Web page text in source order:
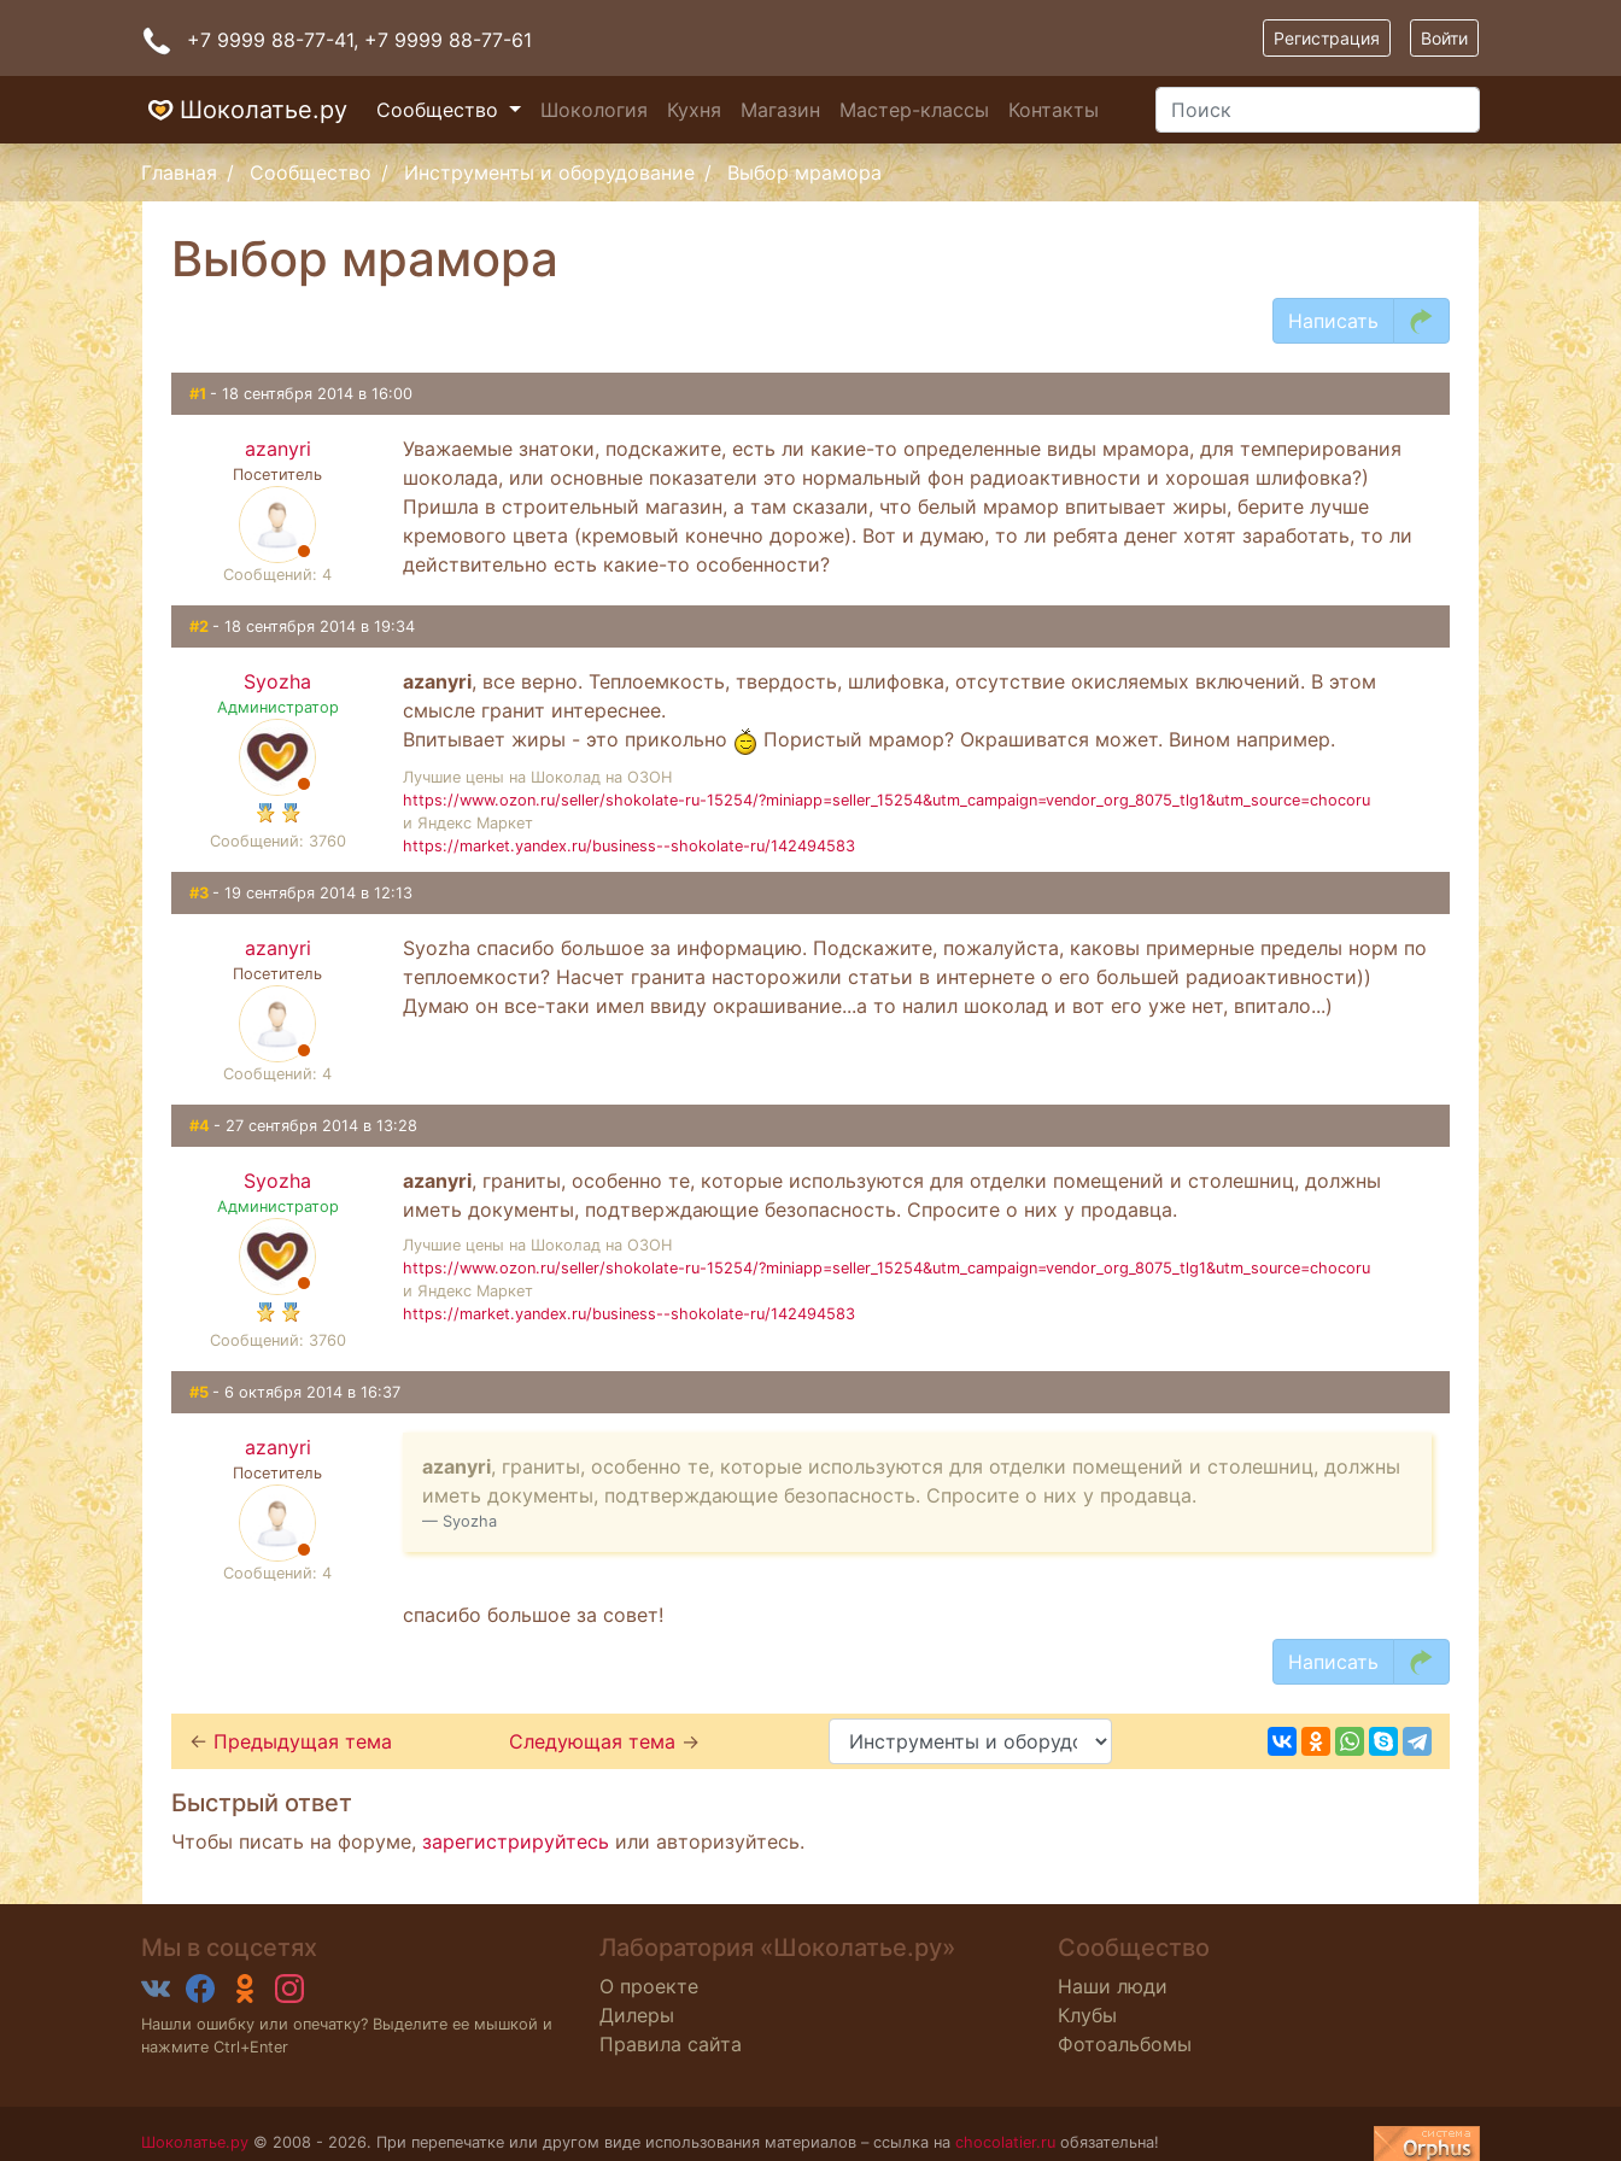
+7 9999 88-77-41, +7 9999 88-77-61 Регистрация Войти
Шоколатье.ру Сообщество Шокология Кухня Магазин Мастер-классы Контакты
Главная Сообщество Инструменты и оборудование Выбор мрамора
Выбор мрамора
Написать
#1 - 18 сентября 2014 в 16:00
azanyri
Посетитель
Сообщений: 4
Уважаемые знатоки, подскажите, есть ли какие-то определенные виды мрамора, для темперирования
шоколада, или основные показатели это нормальный фон радиоактивности и хорошая шлифовка?)
Пришла в строительный магазин, а там сказали, что белый мрамор впитывает жиры, берите лучше
кремового цвета (кремовый конечно дороже). Вот и думаю, то ли ребята денег хотят заработать, то ли
действительно есть какие-то особенности?
#2 - 18 сентября 2014 в 19:34
Syozha
Администратор
Сообщений: 3760
azanyri, все верно. Теплоемкость, твердость, шлифовка, отсутствие окисляемых включений. В этом
смысле гранит интереснее.
Впитывает жиры - это прикольно
Пористый мрамор? Окрашиватся может. Вином например.
Лучшие цены на Шоколад на ОЗОН
https://www.ozon.ru/seller/shokolate-ru-15254/?miniapp=seller_15254&utm_campaign=vendor_org_8075_tlg1&utm_source=chocoru
и Яндекс Маркет
https://market.yandex.ru/business--shokolate-ru/142494583
#3 - 19 сентября 2014 в 12:13
azanyri
Посетитель
Сообщений: 4
Syozha спасибо большое за информацию. Подскажите, пожалуйста, каковы примерные пределы норм по
теплоемкости? Насчет гранита насторожили статьи в интернете о его большей радиоактивности))
Думаю он все-таки имел ввиду окрашивание...а то налил шоколад и вот его уже нет, впитало...)
#4 - 27 сентября 2014 в 13:28
Syozha
Администратор
Сообщений: 3760
azanyri, граниты, особенно те, которые используются для отделки помещений и столешниц, должны
иметь документы, подтверждающие безопасность. Спросите о них у продавца.
Лучшие цены на Шоколад на ОЗОН
https://www.ozon.ru/seller/shokolate-ru-15254/?miniapp=seller_15254&utm_campaign=vendor_org_8075_tlg1&utm_source=chocoru
и Яндекс Маркет
https://market.yandex.ru/business--shokolate-ru/142494583
#5 - 6 октября 2014 в 16:37
azanyri
Посетитель
Сообщений: 4
azanyri, граниты, особенно те, которые используются для отделки помещений и столешниц, должны
иметь документы, подтверждающие безопасность. Спросите о них у продавца.
Syozha
спасибо большое за совет!
Написать
← Предыдущая тема Следующая тема →
Быстрый ответ
Чтобы писать на форуме, зарегистрируйтесь или авторизуйтесь.
Мы в соцсетях
Нашли ошибку или опечатку? Выделите ее мышкой и
нажмите Ctrl+Enter
Лаборатория «Шоколатье.ру»
О проекте
Дилеры
Правила сайта
Сообщество
Наши люди
Клубы
Фотоальбомы
Шоколатье.ру © 2008 - 2026. При перепечатке или другом виде использования материалов – ссылка на chocolatier.ru обязательна!